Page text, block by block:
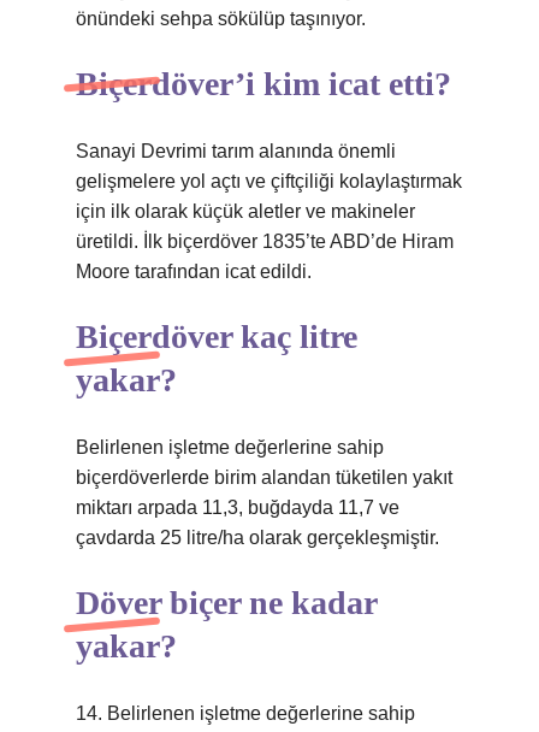
önündeki sehpa sökülüp taşınıyor.
Biçerdöver’i kim icat etti?
Sanayi Devrimi tarım alanında önemli
gelişmelere yol açtı ve çiftçiliği kolaylaştırmak
için ilk olarak küçük aletler ve makineler
üretildi. İlk biçerdöver 1835’te ABD’de Hiram
Moore tarafından icat edildi.
Biçerdöver kaç litre
yakar?
Belirlenen işletme değerlerine sahip
biçerdöverlerde birim alandan tüketilen yakıt
miktarı arpada 11,3, buğdayda 11,7 ve
çavdarda 25 litre/ha olarak gerçekleşmiştir.
Döver biçer ne kadar
yakar?
14. Belirlenen işletme değerlerine sahip